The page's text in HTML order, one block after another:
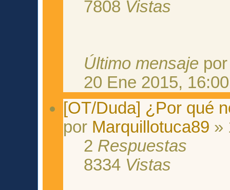
7808 Vistas
Último mensaje
20 Ene 2015, 16:00
[OT/Duda] ¿Por qué
por Marquillotuca89 »
2 Respuestas
8334 Vistas